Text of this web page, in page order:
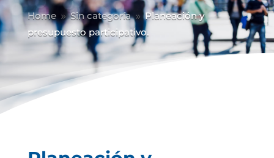
Home 9 Sin categoría 9 Planeación y
presupuesto participativo.